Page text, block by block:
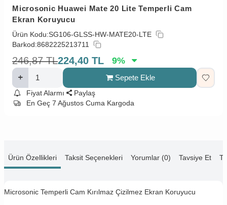
Microsonic Huawei Mate 20 Lite Temperli Cam
Ekran Koruyucu
Ürün Kodu:SG106-GLSS-HW-MATE20-LTE
Barkod:8682225213711
246,87 TL224,40 TL 9%
Sepete Ekle
Fiyat Alarmı
Paylaş
En Geç 7 Ağustos Cuma Kargoda
Ürün Özellikleri Taksit Seçenekleri Yorumlar (0) Tavsiye Et
Microsonic Temperli Cam Kırılmaz Çizilmez Ekran Koruyucu